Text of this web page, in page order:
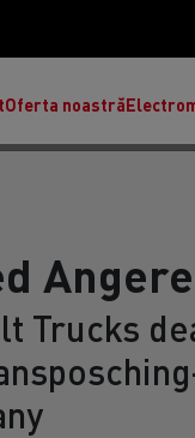
Oferta noastră
Trucks